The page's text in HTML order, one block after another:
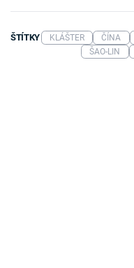
ŠTÍTKY KLÁŠTER ČÍNA
ŠAO-LIN